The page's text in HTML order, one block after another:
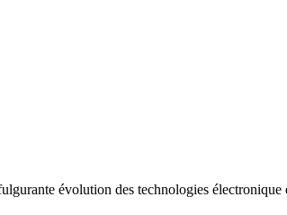
évolution des technologies